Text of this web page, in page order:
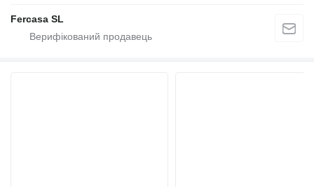
Fercasa SL